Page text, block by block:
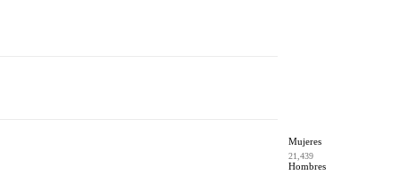
Mujeres
21,439
Hombres